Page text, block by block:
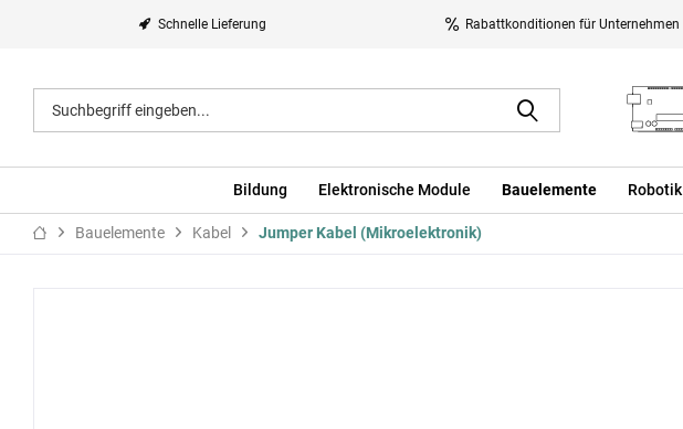
Schnelle Lieferung Rabattkonditionen für Unternehmen
Bildung Elektronische Module Bauelemente Robotik
Bauelemente Kabel Jumper Kabel (Mikroelektronik)